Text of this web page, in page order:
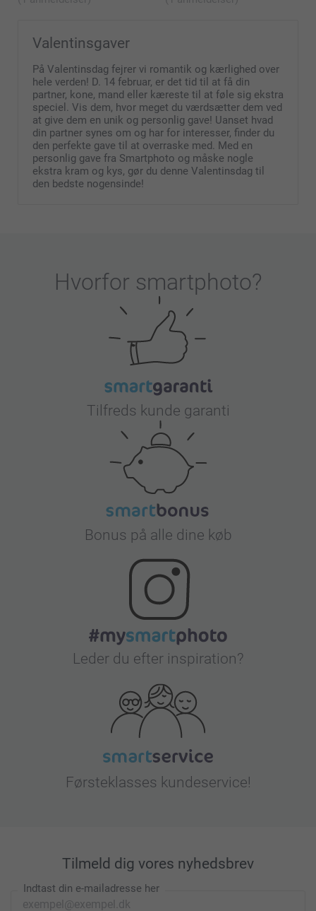
Valentinsgaver
På Valentinsdag fejrer vi romantik og kærlighed over
hele verden! D. 14 februar, er det tid til at få din
partner, kone, mand eller kæreste til at føle sig ekstra
speciel. Vis dem, hvor meget du værdsætter dem ved
at give dem en unik og personlig gave! Uanset hvad
din partner synes om og har for interesser, finder du
den perfekte gave til at overraske med. Med en
personlig gave fra Smartphoto og måske nogle
ekstra kram og kys, gør du denne Valentinsdag til
den bedste nogensinde!
Hvorfor smartphoto?
Tilfreds kunde garanti
Bonus på alle dine køb
Leder du efter inspiration?
Førsteklasses kundeservice!
Tilmeld dig vores nyhedsbrev
Indtast din e-mailadresse her